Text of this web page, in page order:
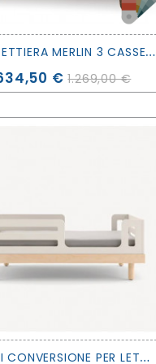
C
ASSETTIERA MERLIN 3 CASSETTI - OEUF
€ 1.269,00 €
K
IT DI CONVERSIONE PER LETTINO EVOLUTIVO CLASSIC - OEUF